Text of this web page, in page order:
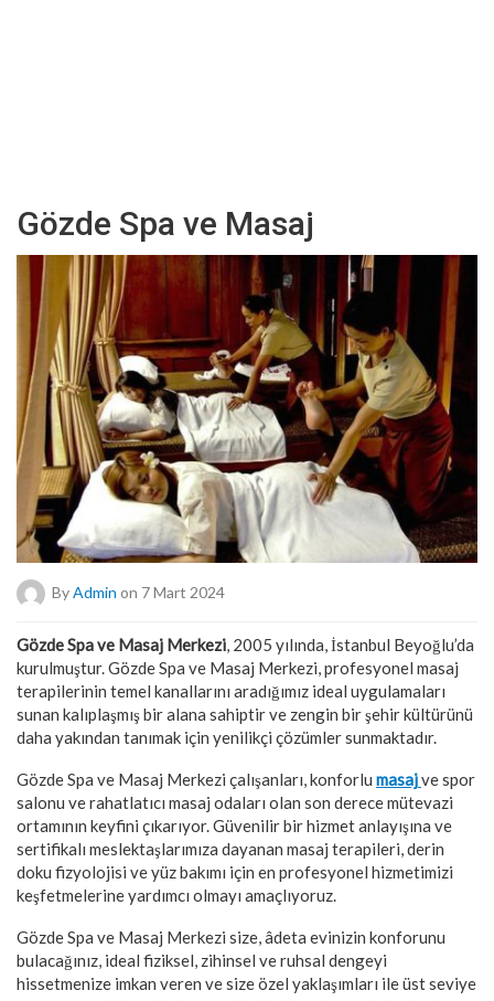
Gözde Spa ve Masaj
By Admin on 7 Mart 2024
Gözde Spa ve Masaj Merkezi, 2005 yılında, İstanbul Beyoğlu’da
kurulmuştur. Gözde Spa ve Masaj Merkezi, profesyonel masaj
terapilerinin temel kanallarını aradığımız ideal uygulamaları
sunan kalıplaşmış bir alana sahiptir ve zengin bir şehir kültürünü
daha yakından tanımak için yenilikçi çözümler sunmaktadır.
Gözde Spa ve Masaj Merkezi çalışanları, konforlu masajve spor
salonu ve rahatlatıcı masaj odaları olan son derece mütevazi
ortamının keyfini çıkarıyor. Güvenilir bir hizmet anlayışına ve
sertifikalı meslektaşlarımıza dayanan masaj terapileri, derin
doku fizyolojisi ve yüz bakımı için en profesyonel hizmetimizi
keşfetmelerine yardımcı olmayı amaçlıyoruz.
Gözde Spa ve Masaj Merkezi size, âdeta evinizin konforunu
bulacağınız, ideal fiziksel, zihinsel ve ruhsal dengeyi
hissetmenize imkan veren ve size özel yaklaşımları ile üst seviye